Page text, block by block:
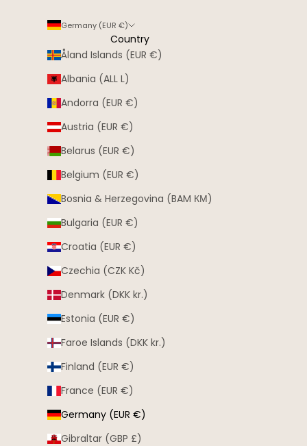
Germany (EUR €)
Country
Åland Islands (EUR €)
Albania (ALL L)
Andorra (EUR €)
Austria (EUR €)
Belarus (EUR €)
Belgium (EUR €)
Bosnia & Herzegovina (BAM КМ)
Bulgaria (EUR €)
Croatia (EUR €)
Czechia (CZK Kč)
Denmark (DKK kr.)
Estonia (EUR €)
Faroe Islands (DKK kr.)
Finland (EUR €)
France (EUR €)
Germany (EUR €)
Gibraltar (GBP £)